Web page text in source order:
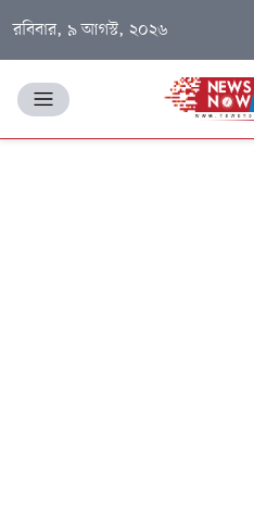
রবিবার, ৯ আগস্ট, ২০২৬